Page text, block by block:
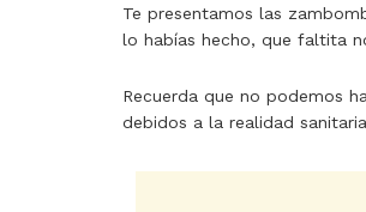
Te presentamos las
lo habías hecho, que faltita
Recuerda que no podemos
debidos a la realidad